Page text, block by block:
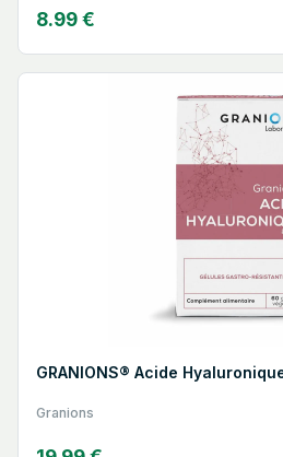
8.99 €
GRANIONS® Acide
Granions